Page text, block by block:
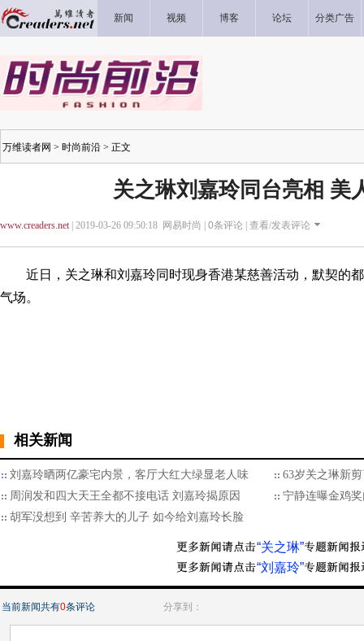
新闻 视频 博客 论坛 分类广告
万维读者网 > 时尚前沿 > 正文
关之琳刘嘉玲同台亮相 美
www.creaders.net| 2019-03-26 09:50:18 网易时尚 | 0条评论 | 查看/发表评论
近日，关之琳和刘嘉玲同时现身香港某慈善活动，默契的
气场。
相关新闻
刘嘉玲晒两亿豪宅内景，客厅大红大绿显老人味
63岁关之琳新
周润发和四大天王全都不接电话 刘嘉玲揭原因
宁静连曝金鸡
胡军没想到 辛苦养大的儿子 如今给刘嘉玲长脸
“关之琳”
“刘嘉玲”
当前新闻共有0条评论 分享到：